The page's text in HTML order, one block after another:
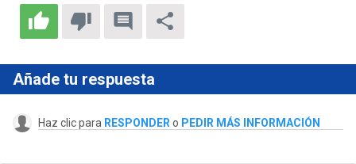
Añade tu respuesta
Haz clic para RESPONDER o PEDIR MÁS INFORMACIÓN